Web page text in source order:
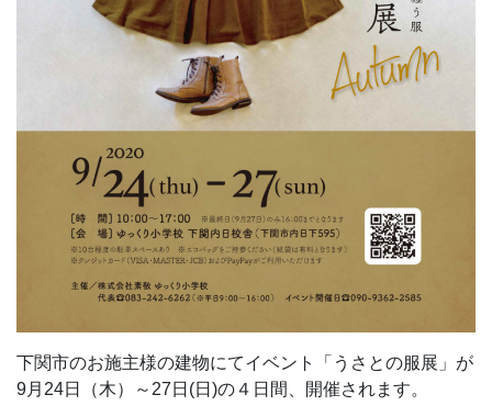
下関市のお施主様の建物にてイベント「うさとの服展」が
9月24日（木）～27日(日)の４日間、開催されます。